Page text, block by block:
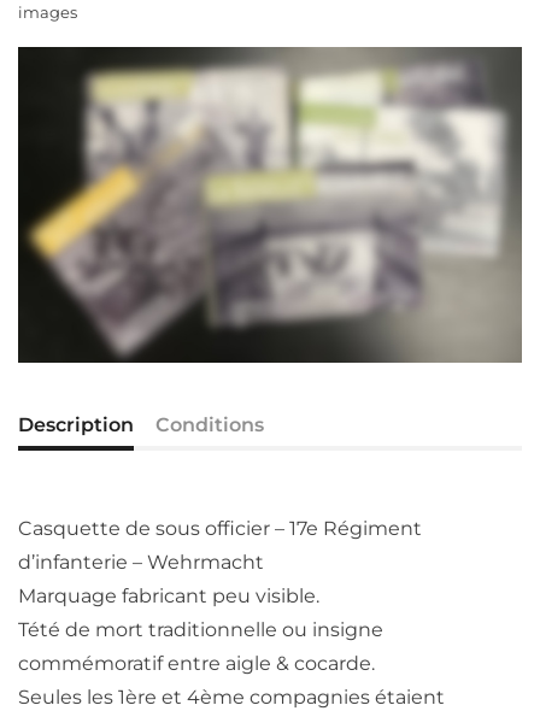
images
Description Conditions
Casquette de sous officier – 17e Régiment
d’infanterie – Wehrmacht
Marquage fabricant peu visible.
Tété de mort traditionnelle ou insigne
commémoratif entre aigle & cocarde.
Seules les 1ère et 4ème compagnies étaient